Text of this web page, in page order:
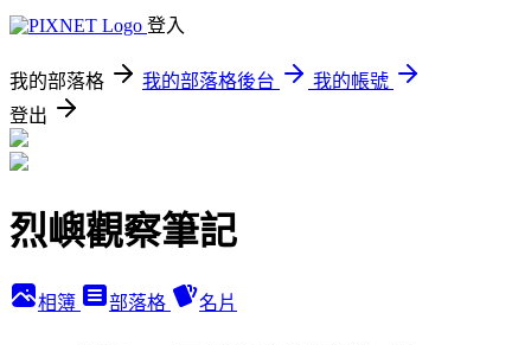
登入
我的部落格 我的部落格後台
我的帳號
登出
烈嶼觀察筆記
相簿 部落格 名片